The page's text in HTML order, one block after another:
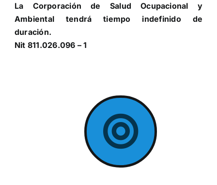
La Corporación de Salud Ocupacional y
Ambiental tendrá tiempo indefinido de
duración.
Nit 811.026.096 – 1